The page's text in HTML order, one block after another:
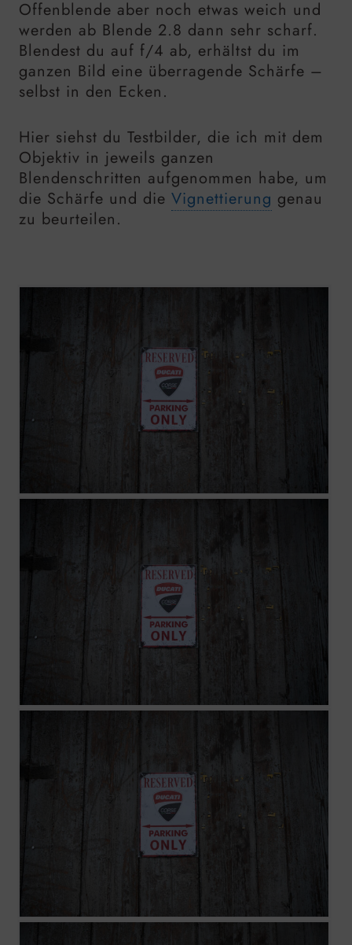
Offenblende aber noch etwas weich und
werden ab Blende 2.8 dann sehr scharf.
Blendest du auf f/4 ab, erhältst du im
ganzen Bild eine überragende Schärfe –
selbst in den Ecken.
Hier siehst du Testbilder, die ich mit dem
Objektiv in jeweils ganzen
Blendenschritten aufgenommen habe, um
die Schärfe und die Vignettierung genau
zu beurteilen.